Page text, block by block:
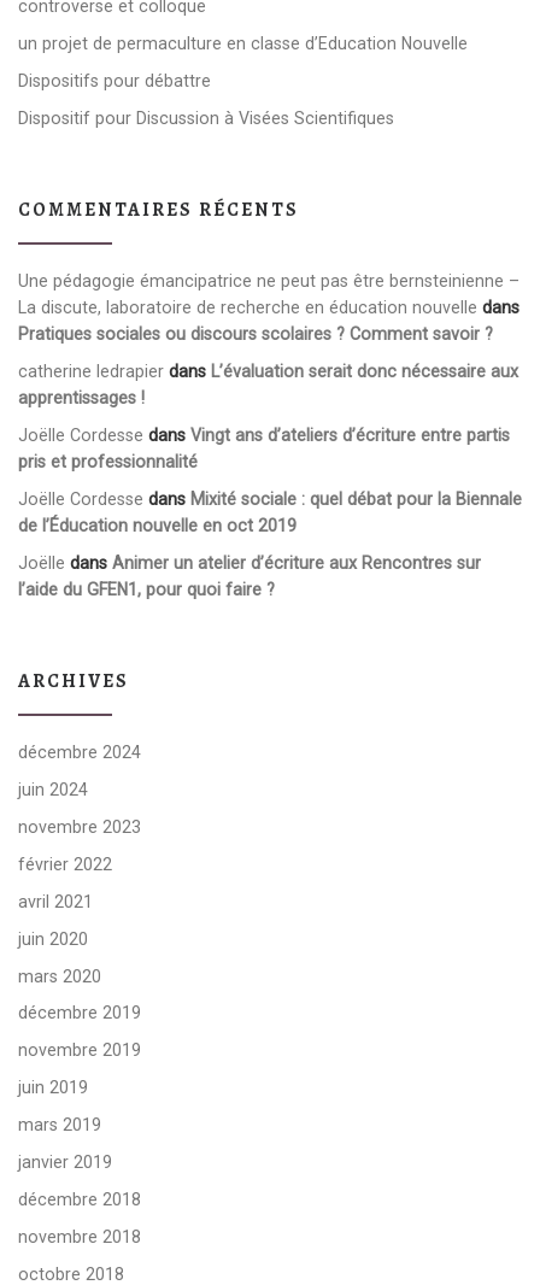
controverse et colloque
un projet de permaculture en classe d’Education Nouvelle
Dispositifs pour débattre
Dispositif pour Discussion à Visées Scientifiques
COMMENTAIRES RÉCENTS
Une pédagogie émancipatrice ne peut pas être bernsteinienne –
La discute, laboratoire de recherche en éducation nouvelle dans
Pratiques sociales ou discours scolaires ? Comment savoir ?
catherine ledrapier dans L’évaluation serait donc nécessaire aux
apprentissages !
Joëlle Cordesse dans Vingt ans d’ateliers d’écriture entre partis
pris et professionnalité
Joëlle Cordesse dans Mixité sociale : quel débat pour la Biennale
de l’Éducation nouvelle en oct 2019
Joëlle dans Animer un atelier d’écriture aux Rencontres sur
l’aide du GFEN1, pour quoi faire ?
ARCHIVES
décembre 2024
juin 2024
novembre 2023
février 2022
avril 2021
juin 2020
mars 2020
décembre 2019
novembre 2019
juin 2019
mars 2019
janvier 2019
décembre 2018
novembre 2018
octobre 2018